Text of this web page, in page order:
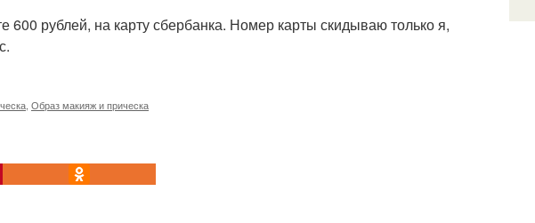
рублей, на карту сбербанка. Номер карты скидываю только я,
Образ макияж и прическа